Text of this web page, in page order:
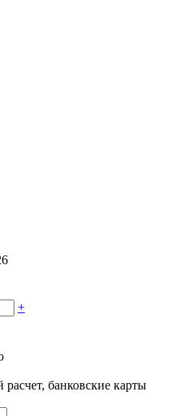
+
банковские карты